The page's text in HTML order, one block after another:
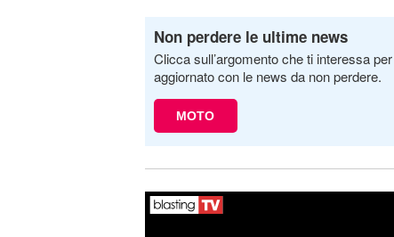
Non perdere le ultime news
Clicca sull’argomento che ti interessa
aggiornato con le news da non perdere.
MOTO